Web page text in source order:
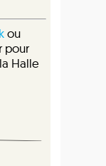
ou
pour
Halle